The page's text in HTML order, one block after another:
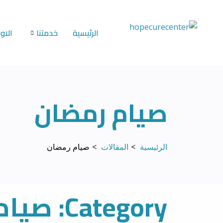
الرئيسية خدمتنا
صيام رمضان
الرئيسية المقالات صيام رمضان
Category: صيام رمضان